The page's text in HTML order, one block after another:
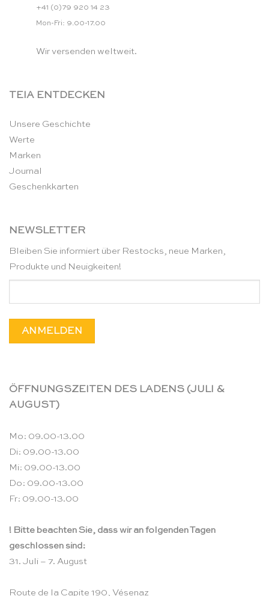
+41 (0)79 920 14 23
Mon-Fri: 9.00-17.00
Wir versenden weltweit.
TEIA ENTDECKEN
Unsere Geschichte
Werte
Marken
Journal
Geschenkkarten
NEWSLETTER
Bleiben Sie informiert über Restocks, neue Marken,
Produkte und Neuigkeiten!
ÖFFNUNGSZEITEN DES LADENS (JULI &
AUGUST)
Mo: 09.00-13.00
Di: 09.00-13.00
Mi: 09.00-13.00
Do: 09.00-13.00
Fr: 09.00-13.00
! Bitte beachten Sie, dass wir an folgenden Tagen
geschlossen sind:
31. Juli – 7. August
Route de la Capite 190, Vésenaz